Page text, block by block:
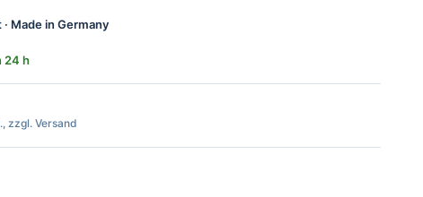
Made in Germany
24 h
zzgl. Versand
Bogenzirkel mit Stellbogen und